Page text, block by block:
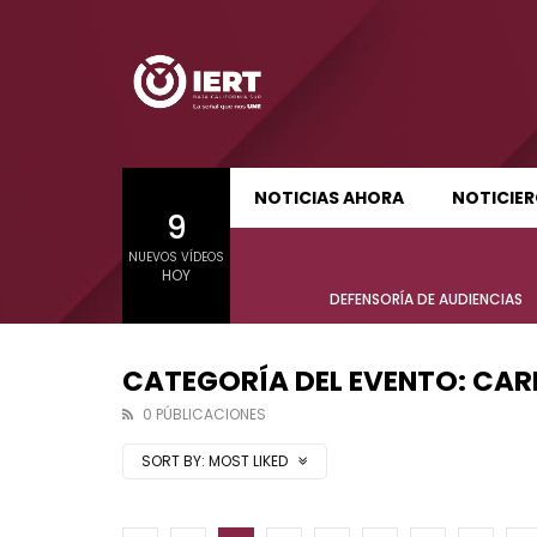
9
NUEVOS VÍDEOS
HOY
NOTICIAS AHORA
SUDCALIFORNIA HOY EDICIÓN MATUTINA
Sudcalifornia Hoy edición matutina
DEFENSORÍA DE AUDIENCIAS
01:21:47
Sudcalifornia Hoy edición matutina
CATEGORÍA DEL EVENTO:
0 PÚBLICACIONES
SORT BY: MOST LIKED